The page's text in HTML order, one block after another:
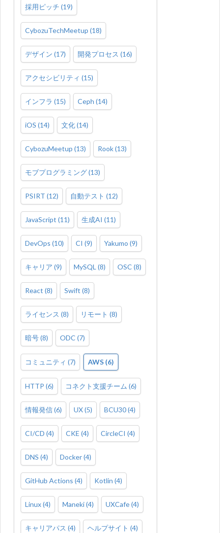
採用ピッチ (19)
CybozuTechMeetup (18)
デザイン (17) 開発プロセス (16)
アクセシビリティ (15)
インフラ (15) Ceph (14)
iOS (14) 文化(14)
CybozuMeetup (13) Rook(13)
モブプログラミング(13)
PSIRT (12) 自動テスト (12)
JavaScript (11) 生成AI (11)
DevOps (10) CI (9) Yakumo (9)
キャリア (9) MySQL (8) OSC (8)
React (8) Swift (8)
ライセンス (8) リモート (8)
暗号(8) ODC (7)
コミュニティ (7) AWS (6)
HTTP (6) コネクト支援チーム (6)
情報発信(6) UX(5) BCU30(4)
CI/CD (4) CKE (4) CircleCI (4)
DNS (4) Docker(4)
GitHub Actions (4) Kotlin (4)
Linux(4) Maneki(4) UXCafe(4)
キャリアパス (4) ヘルプサイト (4)